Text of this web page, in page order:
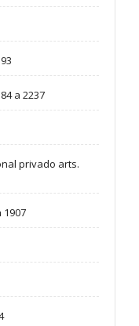
a 2237
privado arts.